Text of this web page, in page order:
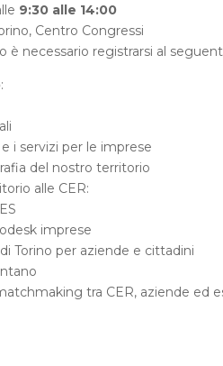
9:30 alle 14:00
Centro Congressi
è necessario registrarsi al
:
i servizi per le imprese
del nostro territorio
alle CER:
imprese
Torino per aziende e cittadini
tra CER, aziende ed